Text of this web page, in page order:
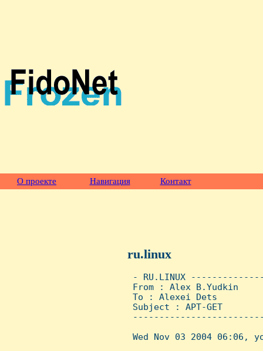
О проекте Навигация Контакт
ru.linux
- RU.LINUX
From : Alex B.Yudkin
To : Alexei Dets
Subject : APT-GET
Wed Nov 03 2004 06:06,